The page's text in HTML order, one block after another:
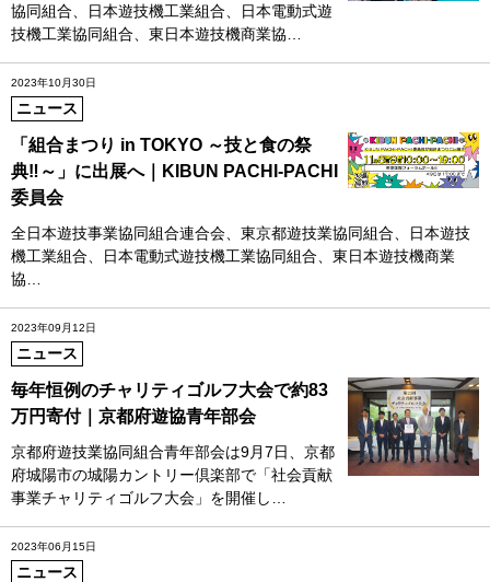
協同組合、日本遊技機工業組合、日本電動式遊
技機工業協同組合、東日本遊技機商業協…
2023年10月30日
ニュース
「組合まつり in TOKYO ～技と食の祭
典‼～」に出展へ｜KIBUN PACHI-PACHI
委員会
全日本遊技事業協同組合連合会、東京都遊技業協同組合、日本遊技
機工業組合、日本電動式遊技機工業協同組合、東日本遊技機商業
協…
2023年09月12日
ニュース
毎年恒例のチャリティゴルフ大会で約83
万円寄付｜京都府遊協青年部会
京都府遊技業協同組合青年部会は9月7日、京都
府城陽市の城陽カントリー倶楽部で「社会貢献
事業チャリティゴルフ大会」を開催し…
2023年06月15日
ニュース